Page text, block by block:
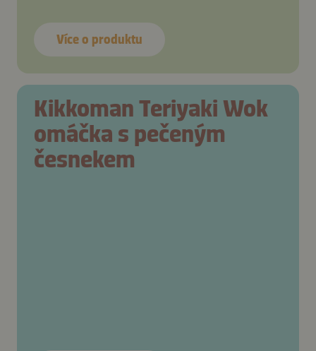
Více o produktu
Kikkoman Teriyaki Wok
omáčka s pečeným
česnekem